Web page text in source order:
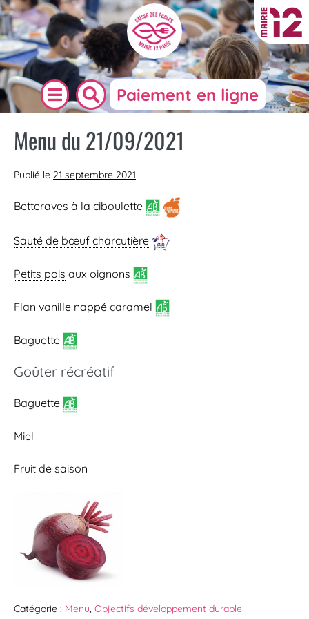
Paiement en ligne
Menu du 21/09/2021
Publié le 21 septembre 2021
Betteraves à la ciboulette
Sauté de bœuf charcutière
Petits pois aux oignons
Flan vanille nappé caramel
Baguette
Goûter récréatif
Baguette
Miel
Fruit de saison
Catégorie : Menu, Objectifs développement durable